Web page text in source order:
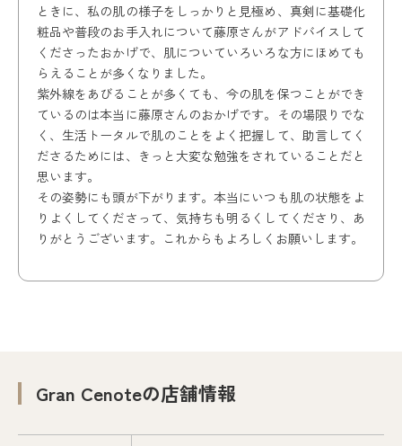
ときに、私の肌の様子をしっかりと見極め、真剣に基礎化
粧品や普段のお手入れについて藤原さんがアドバイスして
くださったおかげで、肌についていろいろな方にほめても
らえることが多くなりました。
紫外線をあびることが多くても、今の肌を保つことができ
ているのは本当に藤原さんのおかげです。その場限りでな
く、生活トータルで肌のことをよく把握して、助言してく
ださるためには、きっと大変な勉強をされていることだと
思います。
その姿勢にも頭が下がります。本当にいつも肌の状態をよ
りよくしてくださって、気持ちも明るくしてくださり、あ
りがとうございます。これからもよろしくお願いします。
Gran Cenoteの店舗情報